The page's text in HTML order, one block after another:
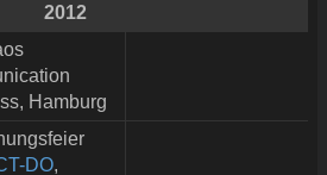
2012
Hamburg
DO,